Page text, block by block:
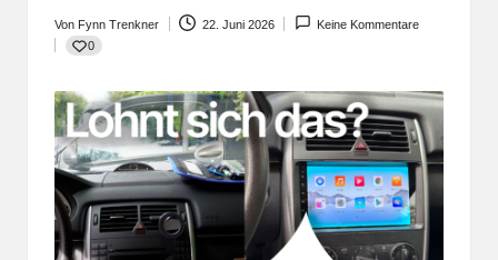
Posted
by
Von Fynn Trenkner 22. Juni 2026
Keine Kommentare
0